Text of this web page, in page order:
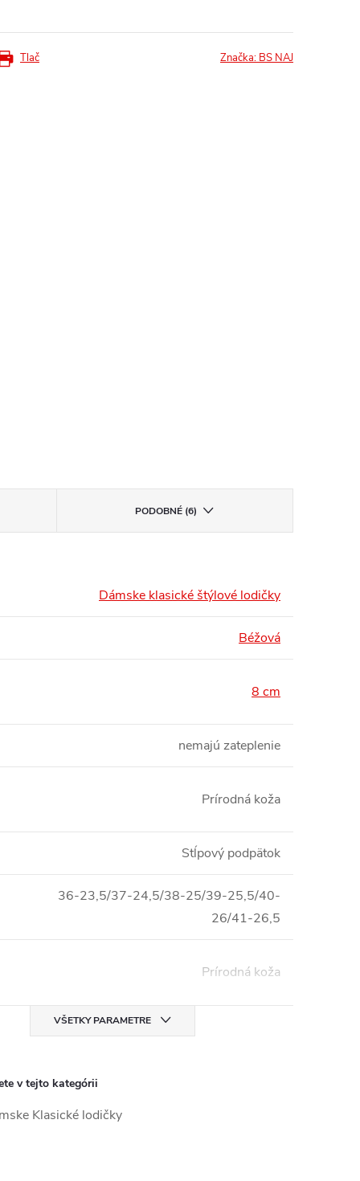
Tlač Značka: BS NAJ
PODOBNÉ (6)
Dámske klasické štýlové lodičky
Béžová
8 cm
nemajú zateplenie
Prírodná koža
Stĺpový podpätok
36-23,5/37-24,5/38-25/39-25,5/40-
26/41-26,5
Prírodná koža
VŠETKY PARAMETRE
v tejto kategórii
Klasické lodičky